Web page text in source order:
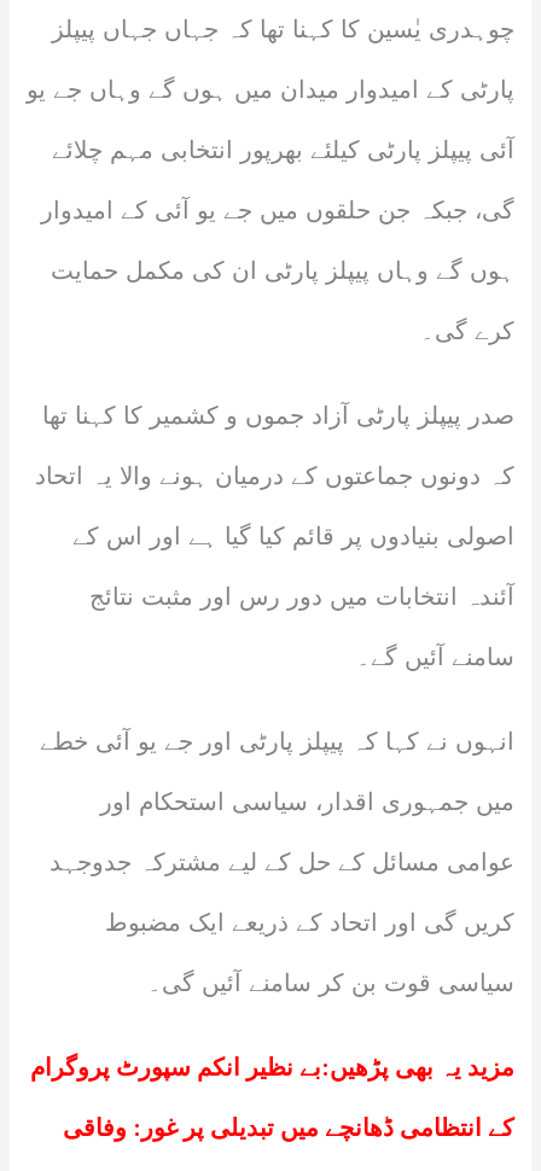
چوہدری یٰسین کا کہنا تھا کہ جہاں جہاں پیپلز
پارٹی کے امیدوار میدان میں ہوں گے وہاں جے یو
آئی پیپلز پارٹی کیلئے بھرپور انتخابی مہم چلائے
گی، جبکہ جن حلقوں میں جے یو آئی کے امیدوار
ہوں گے وہاں پیپلز پارٹی ان کی مکمل حمایت
کرے گی۔
صدر پیپلز پارٹی آزاد جموں و کشمیر کا کہنا تھا
کہ دونوں جماعتوں کے درمیان ہونے والا یہ اتحاد
اصولی بنیادوں پر قائم کیا گیا ہے اور اس کے
آئندہ انتخابات میں دور رس اور مثبت نتائج
سامنے آئیں گے۔
انہوں نے کہا کہ پیپلز پارٹی اور جے یو آئی خطے
میں جمہوری اقدار، سیاسی استحکام اور
عوامی مسائل کے حل کے لیے مشترکہ جدوجہد
کریں گی اور اتحاد کے ذریعے ایک مضبوط
سیاسی قوت بن کر سامنے آئیں گی۔
مزید یہ بھی پڑھیں:بے نظیر انکم سپورٹ پروگرام
کے انتظامی ڈھانچے میں تبدیلی پر غور: وفاقی